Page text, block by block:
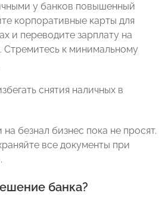
у банков повышенный
корпоративные карты для
и переводите зарплату на
Стремитесь к минимальному
снятия наличных в
безнал бизнес пока не просят.
все документы при
банка?